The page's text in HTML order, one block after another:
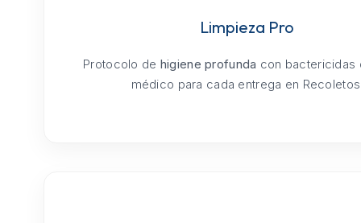
Limpieza Pro
Protocolo de higiene profunda con bactericidas
médico para cada entrega en